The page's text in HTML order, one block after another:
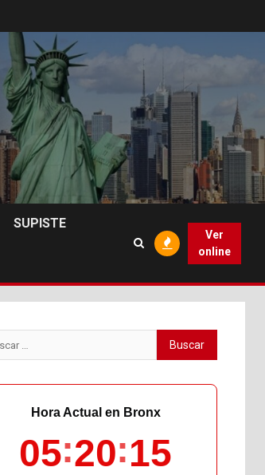
SUPISTE
Ver
online
Hora Actual en Bronx
05 20 16